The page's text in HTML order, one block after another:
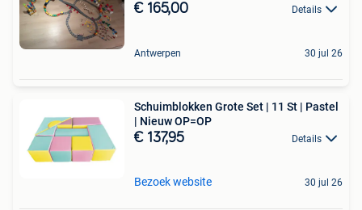
€ 165,00 Details
Antwerpen 30 jul 26
Schuimblokken Grote Set | 11 St | Pastel
| Nieuw OP=OP
€ 137,95 Details
Bezoek website 30 jul 26